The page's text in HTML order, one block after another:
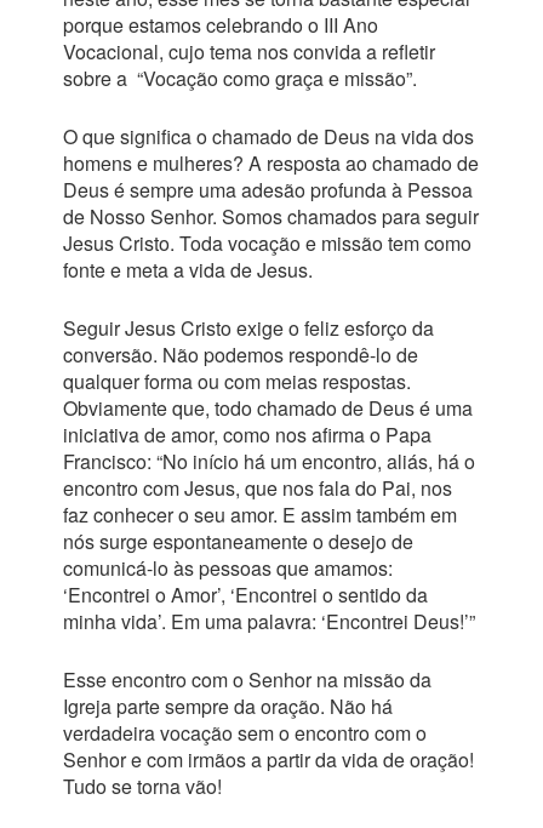
porque estamos celebrando o III Ano
Vocacional, cujo tema nos convida a refletir
sobre a “Vocação como graça e missão”.
O que significa o chamado de Deus na vida dos
homens e mulheres? A resposta ao chamado de
Deus é sempre uma adesão profunda à Pessoa
de Nosso Senhor. Somos chamados para seguir
Jesus Cristo. Toda vocação e missão tem como
fonte e meta a vida de Jesus.
Seguir Jesus Cristo exige o feliz esforço da
conversão. Não podemos respondê-lo de
qualquer forma ou com meias respostas.
Obviamente que, todo chamado de Deus é uma
iniciativa de amor, como nos afirma o Papa
Francisco: “No início há um encontro, aliás, há o
encontro com Jesus, que nos fala do Pai, nos
faz conhecer o seu amor. E assim também em
nós surge espontaneamente o desejo de
comunicá-lo às pessoas que amamos:
‘Encontrei o Amor’, ‘Encontrei o sentido da
minha vida’. Em uma palavra: ‘Encontrei Deus!’”
Esse encontro com o Senhor na missão da
Igreja parte sempre da oração. Não há
verdadeira vocação sem o encontro com o
Senhor e com irmãos a partir da vida de oração!
Tudo se torna vão!